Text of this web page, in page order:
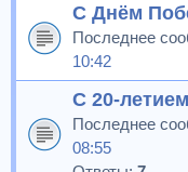
С Днём
Последнее
10:42
С 20-
Последнее
08:55